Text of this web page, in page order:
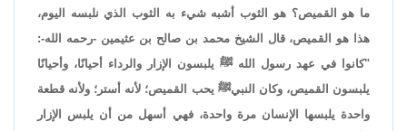
ما هو القميص؟ هو الثوب أشبه شيء به الثوب الذي نلبسه اليوم،
هذا هو القميص، قال الشيخ محمد بن صالح بن عثيمين -رحمه الله-:
"كانوا في عهد رسول الله ﷺ يلبسون الإزار والرداء أحيانًا، وأحيانًا
يلبسون القميص، وكان النبيﷺ يحب القميص؛ لأنه أستر؛ ولأنه قطعة
واحدة يلبسها الإنسان مرة واحدة، فهي أسهل من أن يلبس الإزار